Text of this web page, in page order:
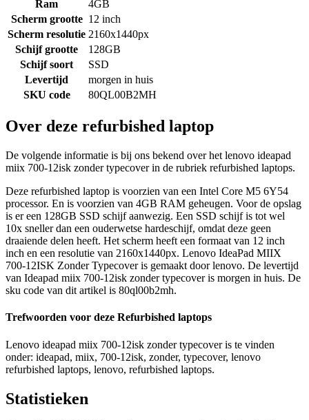
Ram
4GB
Scherm grootte 12 inch
Scherm resolutie 2160x1440px
Schijf grootte
128GB
Schijf soort
SSD
Levertijd
morgen in huis
SKU code
80QL00B2MH
Over deze refurbished laptop
De volgende informatie is bij ons bekend over het lenovo ideapad
miix 700-12isk zonder typecover in de rubriek refurbished laptops.
Deze refurbished laptop is voorzien van een Intel Core M5 6Y54
processor. En is voorzien van 4GB RAM geheugen. Voor de opslag
is er een 128GB SSD schijf aanwezig. Een SSD schijf is tot wel
10x sneller dan een ouderwetse hardeschijf, omdat deze geen
draaiende delen heeft. Het scherm heeft een formaat van 12 inch
inch en een resolutie van 2160x1440px. Lenovo IdeaPad MIIX
700-12ISK Zonder Typecover is gemaakt door lenovo. De levertijd
van Ideapad miix 700-12isk zonder typecover is morgen in huis. De
sku code van dit artikel is 80ql00b2mh.
Trefwoorden voor deze Refurbished laptops
Lenovo ideapad miix 700-12isk zonder typecover is te vinden
onder: ideapad, miix, 700-12isk, zonder, typecover, lenovo
refurbished laptops, lenovo, refurbished laptops.
Statistieken